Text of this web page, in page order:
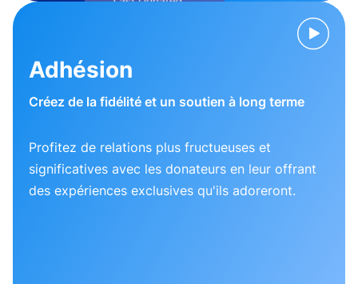
Adhésion
Créez de la fidélité et un soutien à long terme
Profitez de relations plus fructueuses et
significatives avec les donateurs en leur offrant
des expériences exclusives qu'ils adoreront.